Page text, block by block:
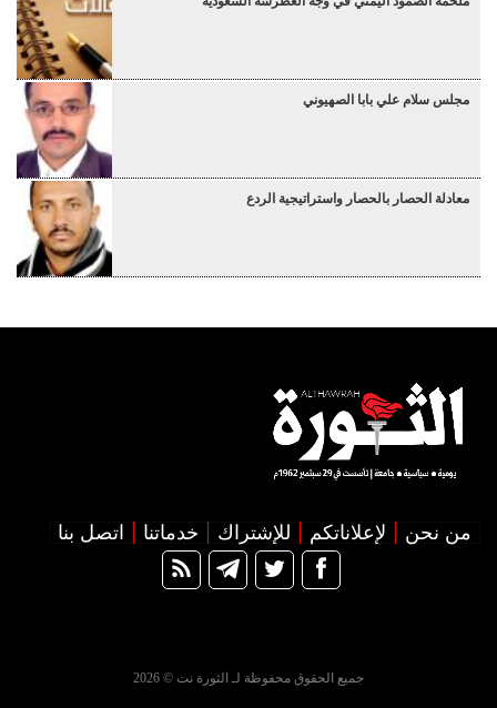
مجلس سلام علي بابا الصهيوني
معادلة الحصار بالحصار واستراتيجية الردع
من نحن لإعلاناتكم للإشتراك خدماتنا اتصل بنا
جميع الحقوق محفوظة لـ الثورة نت © 2026